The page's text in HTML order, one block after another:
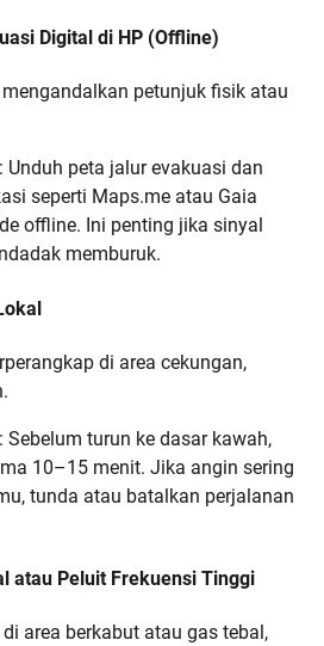
Digital di HP (Offline)
petunjuk fisik atau
peta jalur evakuasi dan
seperti Maps.me atau Gaia
offline. Ini penting jika sinyal
memburuk.
di area cekungan,
turun ke dasar kawah,
10–15 menit. Jika angin sering
tunda atau batalkan perjalanan
atau Peluit Frekuensi Tinggi
area berkabut atau gas tebal,